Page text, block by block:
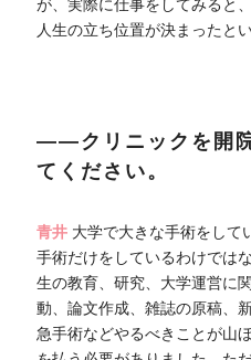
が、実際に仕事をしてみると
人生の立ち位置が決まったと
――クリニックを開
てください。
青井 大学で大きな手術をして
手術だけをしているわけでは
生の教育、研究、大学運営に
動、論文作成、雑誌の原稿、
急手術などやるべきことが山